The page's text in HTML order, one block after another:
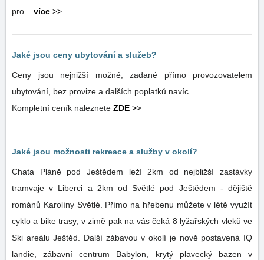
pro... více >>
Jaké jsou ceny ubytování a služeb?
Ceny jsou nejnižší možné, zadané přímo provozovatelem
ubytování, bez provize a dalších poplatků navíc.
Kompletní ceník naleznete ZDE >>
Jaké jsou možnosti rekreace a služby v okolí?
Chata Pláně pod Ještědem leží 2km od nejbližší zastávky
tramvaje v Liberci a 2km od Světlé pod Ještědem - dějiště
románů Karolíny Světlé. Přímo na hřebenu můžete v létě využít
cyklo a bike trasy, v zimě pak na vás čeká 8 lyžařských vleků ve
Ski areálu Ještěd. Další zábavou v okolí je nově postavená IQ
landie, zábavní centrum Babylon, krytý plavecký bazen v